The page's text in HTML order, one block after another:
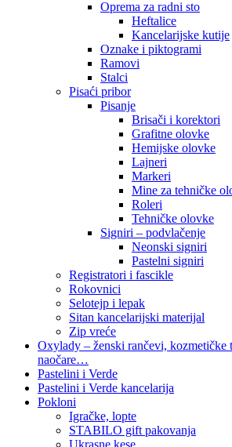
Oprema za radni sto
Heftalice
Kancelarijske kutije
Oznake i piktogrami
Ramovi
Stalci
Pisaći pribor
Pisanje
Brisači i korektori
Grafitne olovke
Hemijske olovke
Lajneri
Markeri
Mine za tehničke
Roleri
Tehničke olovke
Signiri – podvlačenje
Neonski signiri
Pastelni signiri
Registratori i fascikle
Rokovnici
Selotejp i lepak
Sitan kancelarijski materijal
Zip vreće
Oxylady – ženski rančevi, kozmetičke
naočare…
Pastelini i Verde
Pastelini i Verde kancelarija
Pokloni
Igračke, lopte
STABILO gift pakovanja
Ukrasne kese